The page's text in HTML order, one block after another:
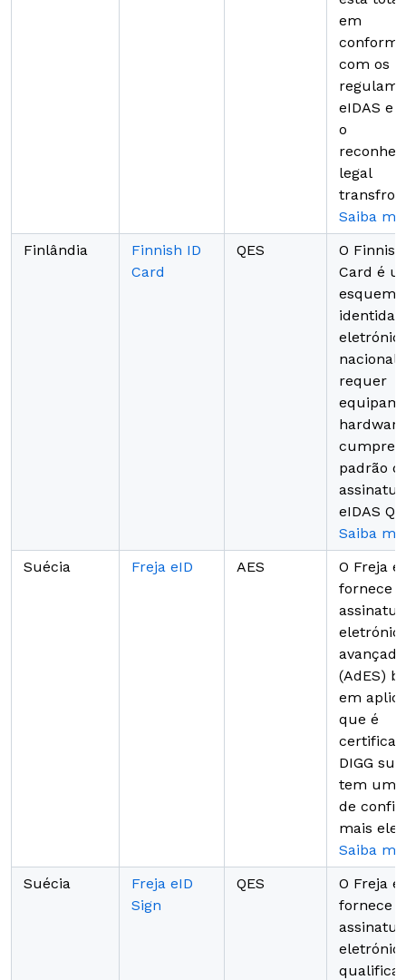
em
com os
eIDAS e
o
legal
Saiba
Finlândia
Finnish ID
Card
QES
O
Card é
nacional,
requer
cumpre
padrão
eIDAS
Saiba
Suécia
Freja eID AES
O Freja
fornece
avançada
(AdES)
em
que é
DIGG
tem um
de
mais
Saiba
Suécia
Freja eID
Sign
QES
O Freja
fornece